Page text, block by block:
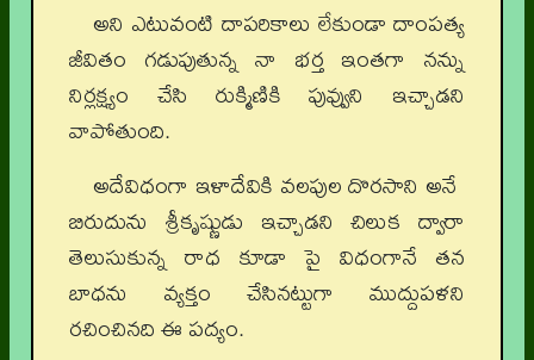
అని ఎటువంటి దాపరికాలు లేకుండా దాంపత్య
జీవితం గడుపుతున్న నా భర్త ఇంతగా నన్ను
నిర్లక్ష్యం చేసి రుక్మిణికి పువ్వుని ఇచ్చాడని
వాపోతుంది.
అదేవిధంగా ఇళాదేవికి వలపుల దొరసాని అనే
బిరుదును శ్రీకృష్ణుడు ఇచ్చాడని చిలుక ద్వారా
తెలుసుకున్న రాధ కూడా పై విధంగానే తన
బాధను వ్యక్తం చేసినట్టుగా ముద్దుపళని
రచించినది ఈ పద్యం.